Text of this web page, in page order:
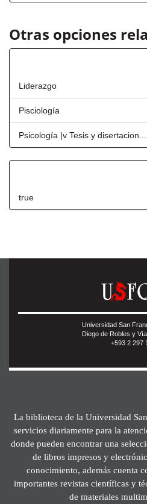
Otras opciones
Liderazgo
Pisciología
Psicología |v Tesis y disertacion...
true
Universidad San
Diego de Robles y
+593 2 297
La biblioteca de la Universidad
servicios diariamente para la
donde pueden encontrar una
de libros impresos y
conocimiento, además cuenta
importantes revistas científicas y
de materiales